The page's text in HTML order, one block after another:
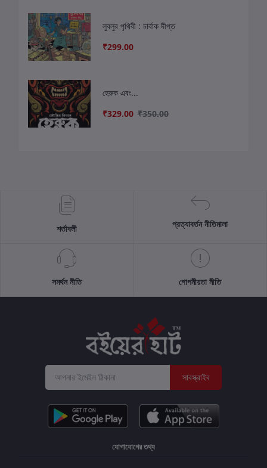
লুবলুর পৃথিবী : চার্বাক দীপ্ত
₹299.00
হেরুক এবং...
₹329.00 ₹350.00
শর্তাবলী প্রত্যাবর্তন নীতিমালা
সমর্থন নীতি গোপনীয়তা নীতি
সাবস্ক্রাইব
যোগাযোগের তথ্য